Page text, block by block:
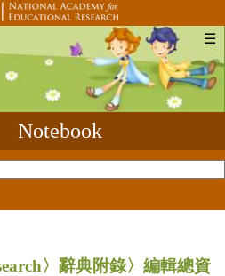
☰
Notebook
〉辭典附錄〉編輯總資